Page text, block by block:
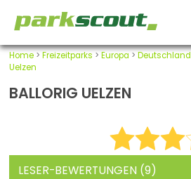
Home> Freizeitparks > Europa > Deutschland
Uelzen
BALLORIG UELZEN
LESER-BEWERTUNGEN (9)